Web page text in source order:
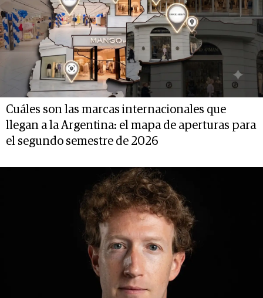
Cuáles son las marcas internacionales que
llegan a la Argentina: el mapa de aperturas para
el segundo semestre de 2026